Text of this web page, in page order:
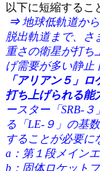
以下に短縮するこ
⇒地球低軌道か
脱出軌道まで、さ
重さの衛星が打ち
げ需要が多い静止
「アリアン５」
打ち上げられる能
ースター「SRB-
る「LE-９」の基
することが必要に
a：第１段メイン
b：固体ロケット